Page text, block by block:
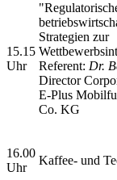
15.15
Uhr
Strategien zur
Referent: Dr.
Director
E-Plus
Co. KG
16.00
Uhr
Kaffee- und